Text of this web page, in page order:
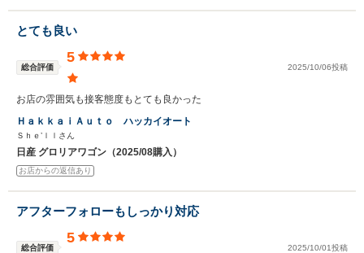
とても良い
総合評価
5
2025/10/06投稿
お店の雰囲気も接客態度もとても良かった
ＨａｋｋａｉＡｕｔｏ ハッカイオート
Ｓｈｅ’ｌｌさん
日産 グロリアワゴン（2025/08購入）
お店からの返信あり
アフターフォローもしっかり対応
総合評価
5
2025/10/01投稿